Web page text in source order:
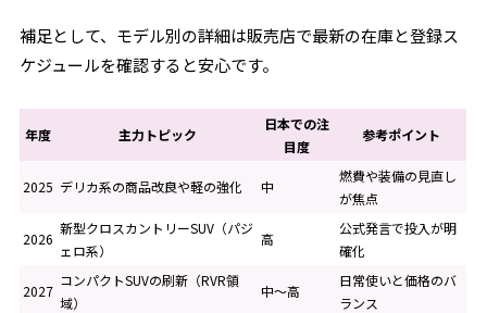
補足として、モデル別の詳細は販売店で最新の在庫と登録ス
ケジュールを確認すると安心です。
年度 主力トピック
日本での注
目度
参考ポイント
2025 デリカ系の商品改良や軽の強化 中
燃費や装備の見直し
が焦点
2026
新型クロスカントリーSUV（パジ
ェロ系）
高
公式発言で投入が明
確化
2027
コンパクトSUVの刷新（RVR領
域）
中〜高
日常使いと価格のバ
ランス